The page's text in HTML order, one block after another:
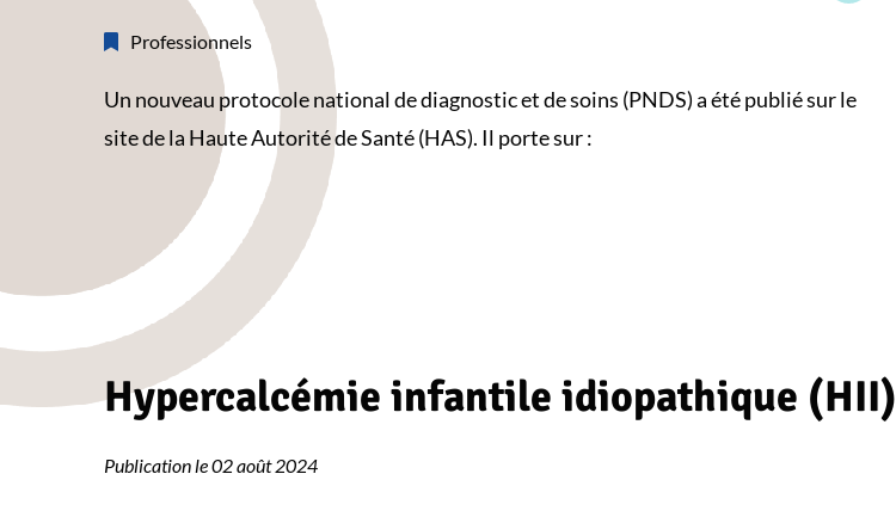
Professionnels
Un nouveau protocole national de diagnostic et de soins (PNDS) a été publié sur le
site de la Haute Autorité de Santé (HAS). Il porte sur :
Hypercalcémie infantile idiopathique (HII)
Publication le 02 août 2024